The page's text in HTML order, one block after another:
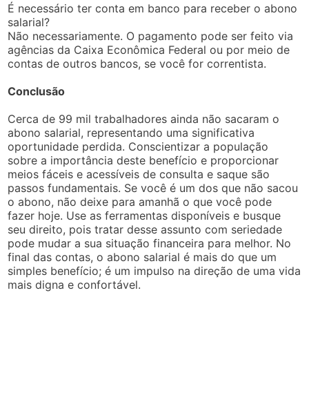
É necessário ter conta em banco para receber o abono
salarial?
Não necessariamente. O pagamento pode ser feito via
agências da Caixa Econômica Federal ou por meio de
contas de outros bancos, se você for correntista.
Conclusão
Cerca de 99 mil trabalhadores ainda não sacaram o
abono salarial, representando uma significativa
oportunidade perdida. Conscientizar a população
sobre a importância deste benefício e proporcionar
meios fáceis e acessíveis de consulta e saque são
passos fundamentais. Se você é um dos que não sacou
o abono, não deixe para amanhã o que você pode
fazer hoje. Use as ferramentas disponíveis e busque
seu direito, pois tratar desse assunto com seriedade
pode mudar a sua situação financeira para melhor. No
final das contas, o abono salarial é mais do que um
simples benefício; é um impulso na direção de uma vida
mais digna e confortável.